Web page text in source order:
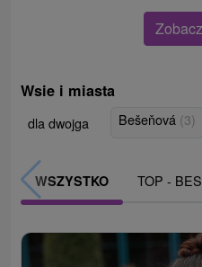
Wsie i miasta
dla dwojga Bešeňová (3)
WSZYSTKO TOP -